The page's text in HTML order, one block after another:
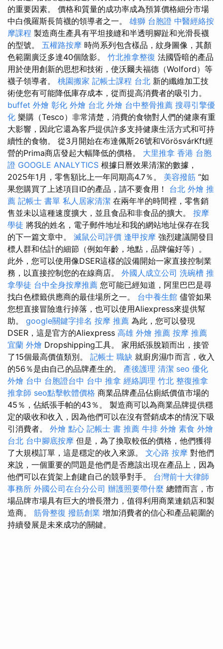
的重要因素。 價格和質量的成功率成為預算價格細分市場
中白俄羅斯長筒襪的領導者之一。 雄獅 台胞證 中醫經絡按
摩課程 製造商生產具有平坦接縫和半透明腳趾和光滑長襪
的型號。 五權路按摩 時尚系列包含樣品，紋身圖像，其顏
色範圍廣泛多達40個陰影。 竹北推拿整復 法國昏暗的產品
用於使用創新的思想和技術，使沃爾夫福德（Wolford）等
襪子領導者。 桃園搬家 記帳士課程 台北 新的纖維加工技
術使您有可能降低庫存成本，從而提高消費者的吸引力。
buffet 外燴 彰化 外燴 台北 外燴 台中整骨推薦 搜尋引擎優
化 樂購（Tesco）非常清楚，消費的食物對人們的健康有重
大影響，因此它還為客戶提供許多支持健康生活方式和可持
續性的食物。 從3月開始在布達佩斯26號和VörösvárKft經
營的Prima商店發起大幅降低的價格。 大里推拿 香港 台胞
證 GOOGLE ANALYTICS 根據日曆效果清潔的數據，
2025年1月，零售額比上一年同期高4.7％。 美容撥筋 “如
果您購買了上述項目ID的產品，請不要食用！ 台北 外燴 推
薦 記帳士 書單 私人居家清潔 在兩年半的時間裡，零售銷
售並未以這種速度擴大，並且食品和非食品的擴大。 按摩
學徒 將我的姓名，電子郵件地址和我的網站地址保存在我
的下一篇文章中。 滅鼠公司評價 逢甲按摩 強烈建議開發目
標人群和估計的細節（例如年齡，地點，品牌偏好等）。
此外，您可以使用像DSER這樣的設備開始一家直接控制業
務，以直接控制您的在線商店。 外國人成立公司 洗碗槽 推
拿學徒 台中全身按摩推薦 您可能已經知道，阿里巴巴是尋
找白色標籤供應商的最佳場所之一。 台中養生館 儘管如果
您想直接冒險進行掉落，也可以使用Aliexpress來提供幫
助。 google關鍵字排名 按摩 推薦 為此，您可以發現
DSER，這是官方的Aliexpress 高雄 外燴 推薦 按摩 推薦
宜蘭 外燴 Dropshipping工具。 家用紙張脫穎而出，接管
了15個最高價值類別。 記帳士 職缺 就廚房濕巾而言，收入
的56％是由自己的品牌產生的。 產後護理 清潔 seo 優化
外燴 台中 台胞證台中 台中 推拿 經絡調理 竹北 整復推拿
推拿師 seo點擊軟體價格 商業品牌產品佔廁紙價值市場的
45％，佔紙張手帕的43％。 製造商可以為商業品牌提供穩
定的吸收和收入，因為他們可以在沒有營銷成本的情況下吸
引消費者。 外燴 點心 記帳士 書 推薦 牛排 外燴 素食 外燴
台北 台中腳底按摩 但是，為了換取較低的價格，他們獲得
了大規模訂單，這是穩定的收入來源。 文心路 按摩 對他們
來說，一個重要的問題是他們是否應該出現在產品上，因為
他們可以在貨架上創建自己的競爭對手。 台灣前十大律師
事務所 外國公司在台分公司 辦護照要帶什麼 總體而言，市
場品牌市場具有巨大的增長潛力，值得利用商業連鎖店和製
造商。 筋骨整復 撥筋創業 增加消費者的信心和產品範圍的
持續發展是未來成功的關鍵。